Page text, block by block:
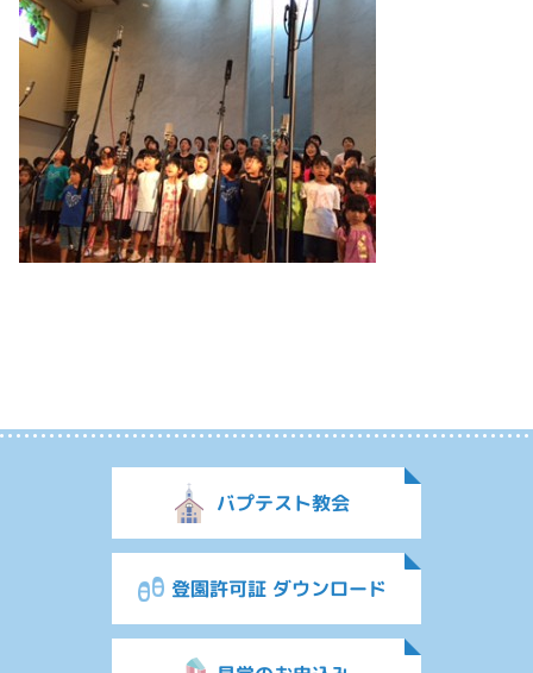
バプテスト教会
登園許可証 ダウンロード